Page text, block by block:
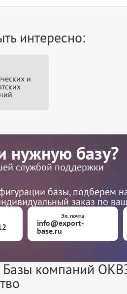
интересно:
и
нужную базу?
службой поддержки
базы, подберем
заказ по
Эл. почта
info@export-
base.ru
компаний